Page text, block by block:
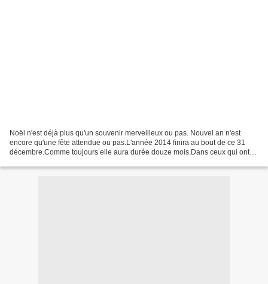
Noël n'est déjà plus qu'un souvenir merveilleux ou pas. Nouvel an n'est
encore qu'une fête attendue ou pas.L'année 2014 finira au bout de ce 31
décembre.Comme toujours elle aura durée douze mois.Dans ceux qui ont